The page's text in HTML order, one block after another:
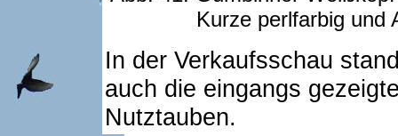
Kurze perlfarbig und
In der Verkaufsschau
auch die eingangs
Nutztauben.